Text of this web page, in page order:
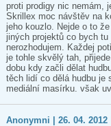
proti prodigy nic nemám,
Skrillex moc návštěv na
jeho kouzlo. Nejde o to
jiných projektů co bych
nerozhodujem. Každej
je tohle skvělý tah,
dobu kdy začli dělat
těch lidí co dělá hudbu je
mediální masírku. však
Anonymni | 26. 04. 2012